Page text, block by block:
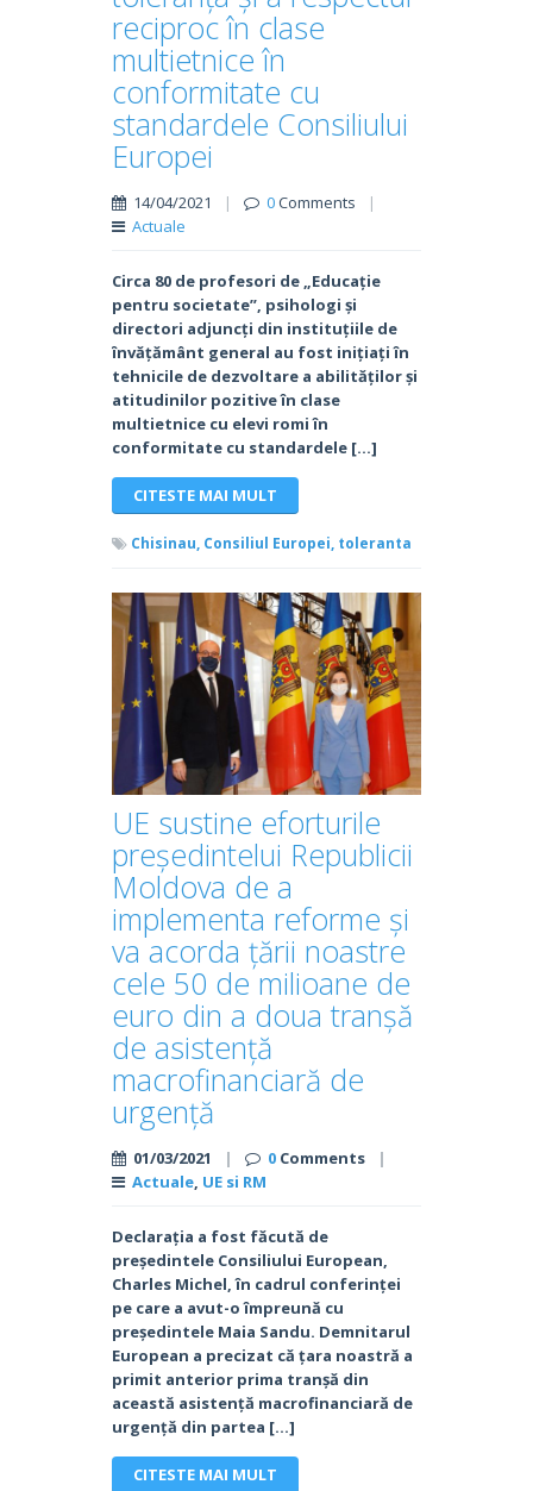
reciproc în clase
multietnice în
conformitate cu
standardele Consiliului
Europei
14/04/2021 | 0Comments
|
Actuale
Circa 80 de profesori de „Educație
pentru societate”, psihologi și
directori adjuncți din instituțiile de
învățământ general au fost inițiați în
tehnicile de dezvoltare a abilităților și
atitudinilor pozitive în clase
multietnice cu elevi romi în
conformitate cu standardele […]
CITESTE MAI MULT
Chisinau, Consiliul Europei, toleranta
UE sustine eforturile
președintelui Republicii
Moldova de a
implementa reforme și
va acorda țării noastre
cele 50 de milioane de
euro din a doua tranșă
de asistență
macrofinanciară de
urgență
01/03/2021 | 0 Comments
|
Actuale, UE si RM
Declarația a fost făcută de
președintele Consiliului European,
Charles Michel, în cadrul conferinței
pe care a avut-o împreună cu
președintele Maia Sandu. Demnitarul
European a precizat că țara noastră a
primit anterior prima tranșă din
această asistență macrofinanciară de
urgență din partea […]
CITESTE MAI MULT